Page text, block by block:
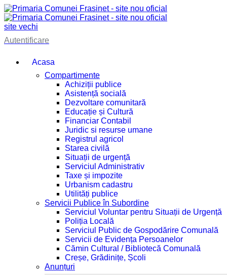
site vechi
Autentificare
Acasa
Compartimente
Achiziții publice
Asistență socială
Dezvoltare comunitară
Educație și Cultură
Financiar Contabil
Juridic si resurse umane
Registrul agricol
Starea civilă
Situații de urgență
Serviciul Administrativ
Taxe și impozite
Urbanism cadastru
Utilități publice
Servicii Publice în Subordine
Serviciul Voluntar pentru Situații de Urgență
Poliția Locală
Serviciul Public de Gospodărire Comunală
Servicii de Evidența Persoanelor
Cămin Cultural / Bibliotecă Comunală
Creșe, Grădinițe, Școli
Anunțuri